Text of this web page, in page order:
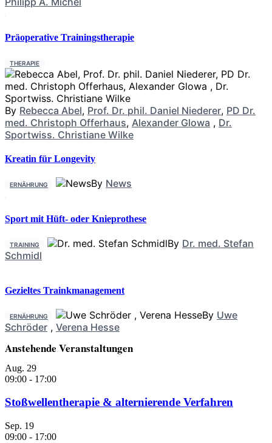
Präoperative Trainingstherapie
THERAPIE
By Rebecca Abel, Prof. Dr. phil. Daniel Niederer, PD Dr.
med. Christoph Offerhaus, Alexander Glowa , Dr.
Sportwiss. Christiane Wilke
Kreatin für Longevity
ERNÄHRUNG By News
Sport mit Hüft- oder Knieprothese
TRAINING By Dr. med. Stefan
Schmidl
Gezieltes Trainkmanagement
ERNÄHRUNG By Uwe
Schröder , Verena Hesse
Anstehende Veranstaltungen
Aug. 29
09:00 - 17:00
Stoßwellentherapie & alternierende Verfahren
Sep. 19
09:00 - 17:00